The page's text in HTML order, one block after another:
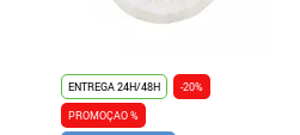
ENTREGA 24H/48H
-20%
PROMOÇAO %